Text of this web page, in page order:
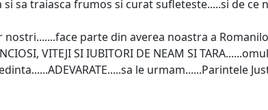
sa traiasca frumos si curat sufleteste.....si de ce
parte din averea noastra a
VITEJI SI IUBITORI DE NEAM SI
le urmam......Parintele